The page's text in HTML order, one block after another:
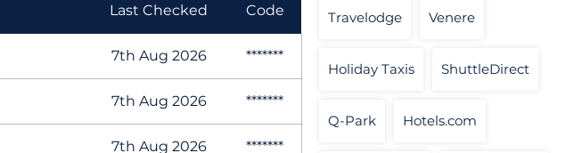
Last Checked Code
7th Aug 2026 *******
7th Aug 2026 *******
7th Aug 2026 *******
Travelodge Venere
Holiday Taxis ShuttleDirect
Q-Park Hotels.com